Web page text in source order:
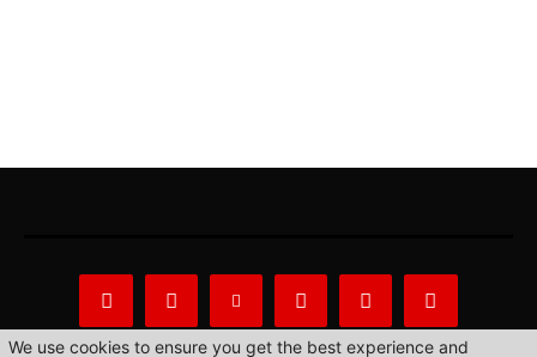
We use cookies to ensure you get the best experience and